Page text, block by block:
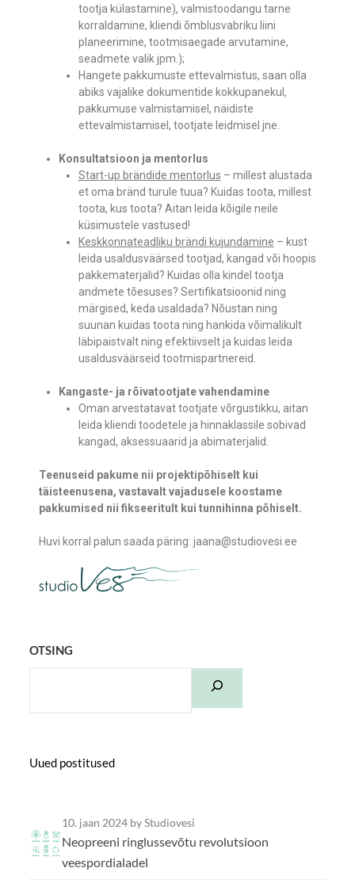
tootja külastamine), valmistoodangu tarne
korraldamine, kliendi õmblusvabriku liini
planeerimine, tootmisaegade arvutamine,
seadmete valik jpm.);
Hangete pakkumuste ettevalmistus, saan olla
abiks vajalike dokumentide kokkupanekul,
pakkumuse valmistamisel, näidiste
ettevalmistamisel, tootjate leidmisel jne.
Konsultatsioon ja mentorlus
Start-up brändide mentorlus – millest alustada
et oma bränd turule tuua? Kuidas toota, millest
toota, kus toota? Aitan leida kõigile neile
küsimustele vastused!
Keskkonnateadliku brändi kujundamine – kust
leida usaldusväärsed tootjad, kangad või hoopis
pakkematerjalid? Kuidas olla kindel tootja
andmete tõesuses? Sertifikatsioonid ning
märgised, keda usaldada? Nõustan ning
suunan kuidas toota ning hankida võimalikult
läbipaistvalt ning efektiivselt ja kuidas leida
usaldusväärseid tootmispartnereid.
Kangaste- ja rõivatootjate vahendamine
Oman arvestatavat tootjate võrgustikku, aitan
leida kliendi toodetele ja hinnaklassile sobivad
kangad, aksessuaarid ja abimaterjalid.
Teenuseid pakume nii projektipõhiselt kui
täisteenusena, vastavalt vajadusele koostame
pakkumised nii fikseeritult kui tunnihinna põhiselt.
Huvi korral palun saada päring: jaana@studiovesi.ee
OTSING
Uued postitused
10. jaan 2024 by Studiovesi
Neopreeni ringlussevõtu revolutsioon
veespordialadel